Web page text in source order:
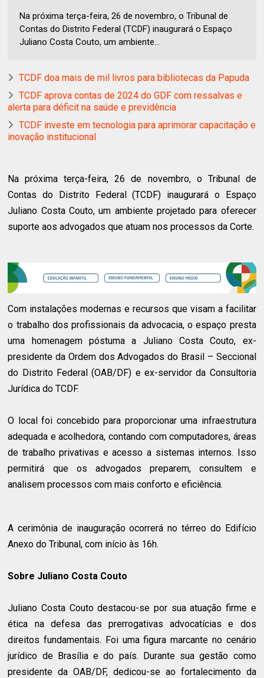
Na próxima terça-feira, 26 de novembro, o Tribunal de
Contas do Distrito Federal (TCDF) inaugurará o Espaço
Juliano Costa Couto, um ambiente...
TCDF doa mais de mil livros para bibliotecas da Papuda
TCDF aprova contas de 2024 do GDF com ressalvas e
alerta para déficit na saúde e previdência
TCDF investe em tecnologia para aprimorar capacitação e
inovação institucional
Na próxima terça-feira, 26 de novembro, o Tribunal de
Contas do Distrito Federal (TCDF) inaugurará o Espaço
Juliano Costa Couto, um ambiente projetado para oferecer
suporte aos advogados que atuam nos processos da Corte.
Com instalações modernas e recursos que visam a facilitar
o trabalho dos profissionais da advocacia, o espaço presta
uma homenagem póstuma a Juliano Costa Couto, ex-
presidente da Ordem dos Advogados do Brasil – Seccional
do Distrito Federal (OAB/DF) e ex-servidor da Consultoria
Jurídica do TCDF.
O local foi concebido para proporcionar uma infraestrutura
adequada e acolhedora, contando com computadores, áreas
de trabalho privativas e acesso a sistemas internos. Isso
permitirá que os advogados preparem, consultem e
analisem processos com mais conforto e eficiência.
A cerimônia de inauguração ocorrerá no térreo do Edifício
Anexo do Tribunal, com início às 16h.
Sobre Juliano Costa Couto
Juliano Costa Couto destacou-se por sua atuação firme e
ética na defesa das prerrogativas advocatícias e dos
direitos fundamentais. Foi uma figura marcante no cenário
jurídico de Brasília e do país. Durante sua gestão como
presidente da OAB/DF, dedicou-se ao fortalecimento da